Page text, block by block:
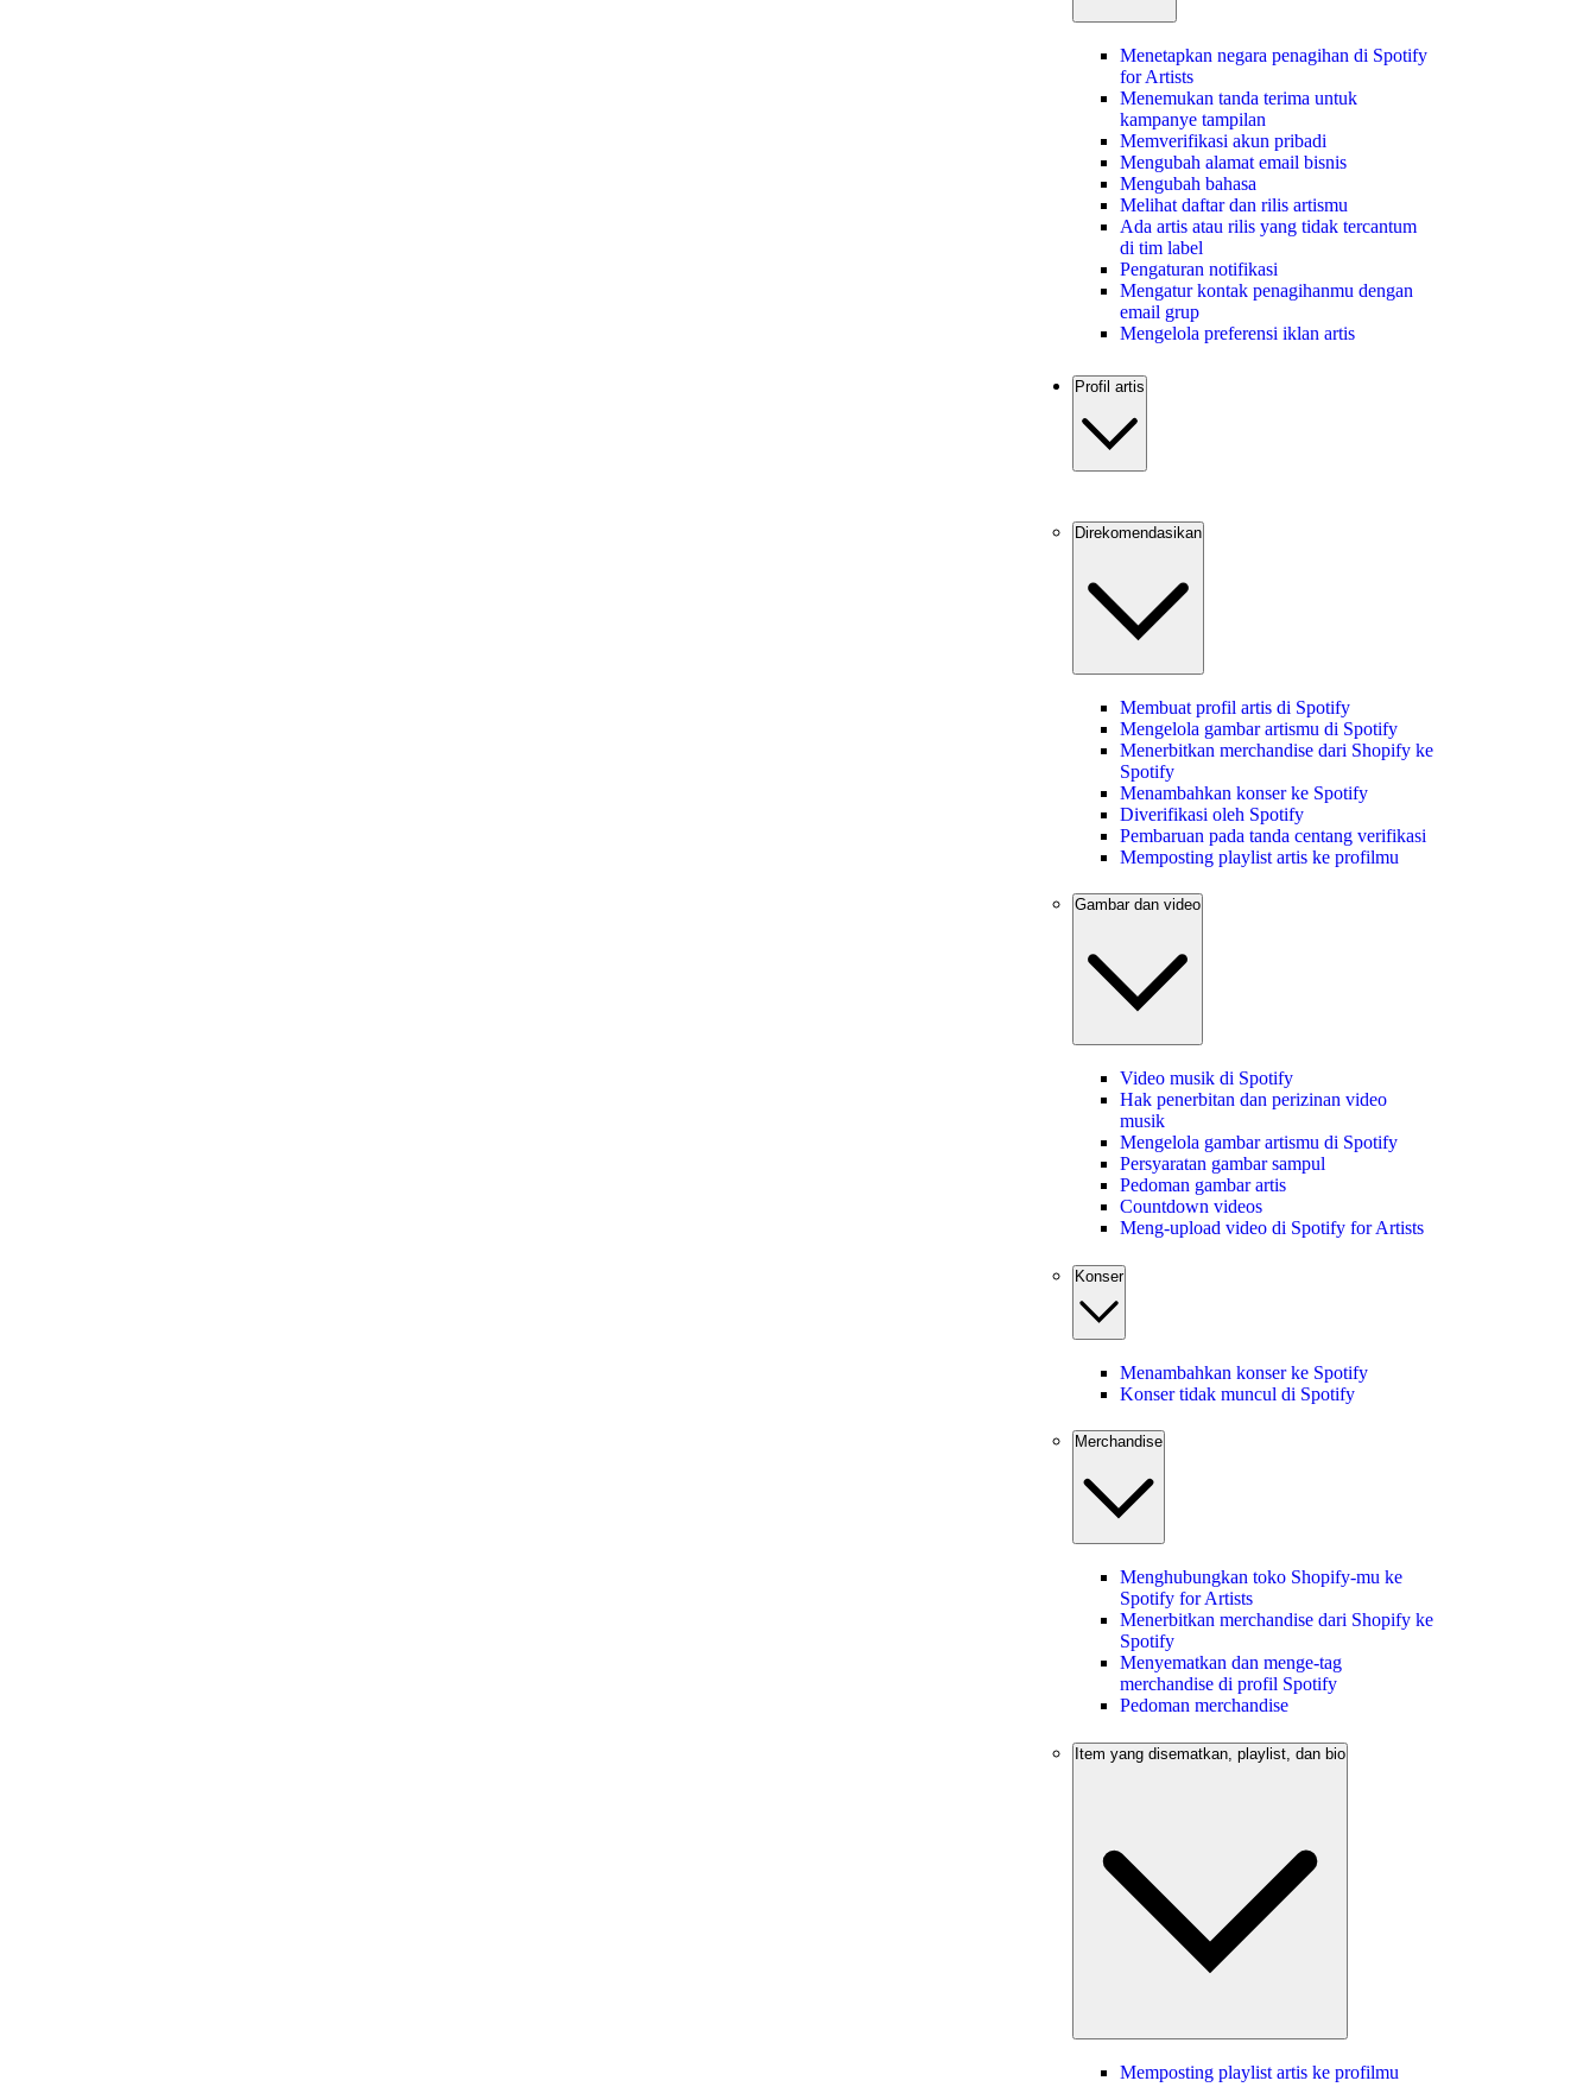
Menetapkan negara penagihan di Spotify
for Artists
Menemukan tanda terima untuk
kampanye tampilan
Memverifikasi akun pribadi
Mengubah alamat email bisnis
Mengubah bahasa
Melihat daftar dan rilis artismu
Ada artis atau rilis yang tidak tercantum
di tim label
Pengaturan notifikasi
Mengatur kontak penagihanmu dengan
email grup
Mengelola preferensi iklan artis
Profil artis
Direkomendasikan
Membuat profil artis di Spotify
Mengelola gambar artismu di Spotify
Menerbitkan merchandise dari Shopify ke
Spotify
Menambahkan konser ke Spotify
Diverifikasi oleh Spotify
Pembaruan pada tanda centang verifikasi
Memposting playlist artis ke profilmu
Gambar dan video
Video musik di Spotify
Hak penerbitan dan perizinan video
musik
Mengelola gambar artismu di Spotify
Persyaratan gambar sampul
Pedoman gambar artis
Countdown videos
Meng-upload video di Spotify for Artists
Konser
Menambahkan konser ke Spotify
Konser tidak muncul di Spotify
Merchandise
Menghubungkan toko Shopify-mu ke
Spotify for Artists
Menerbitkan merchandise dari Shopify ke
Spotify
Menyematkan dan menge-tag
merchandise di profil Spotify
Pedoman merchandise
Item yang disematkan, playlist, dan bio
Memposting playlist artis ke profilmu